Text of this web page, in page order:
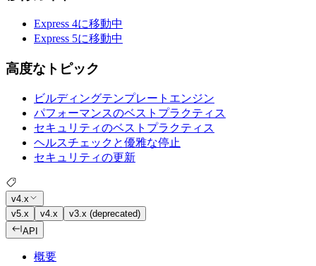
Express 4に移動中
Express 5に移動中
高度なトピック
ビルディングテンプレートエンジン
パフォーマンスのベストプラクティス
セキュリティのベストプラクティス
ヘルスチェックと優雅な停止
セキュリティの更新
v4.x
v5.x
v4.x
v3.x (deprecated)
API
概要